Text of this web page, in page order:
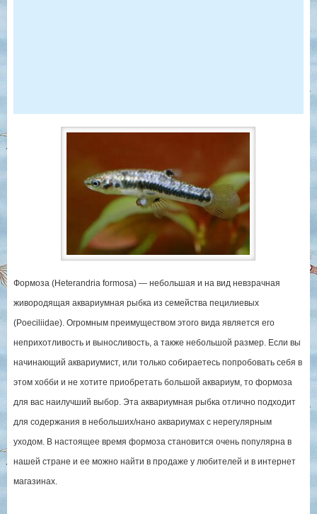
Формоза (Heterandria formosa) — небольшая и на вид невзрачная
живородящая аквариумная рыбка из семейства пецилиевых
(Poeciliidae). Огромным преимуществом этого вида является его
неприхотливость и выносливость, а также небольшой размер. Если вы
начинающий аквариумист, или только собираетесь попробовать себя в
этом хобби и не хотите приобретать большой аквариум, то формоза
для вас наилучший выбор. Эта аквариумная рыбка отлично подходит
для содержания в небольших/нано аквариумах с нерегулярным
уходом. В настоящее время формоза становится очень популярна в
нашей стране и ее можно найти в продаже у любителей и в интернет
магазинах.